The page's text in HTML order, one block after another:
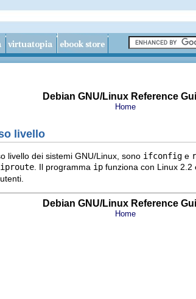
Debian GNU/Linux Reference
Home
livello
livello dei sistemi GNU/Linux, sono ifconfig e
iproute . Il programma ip funziona con Linux
Debian GNU/Linux Reference
Home